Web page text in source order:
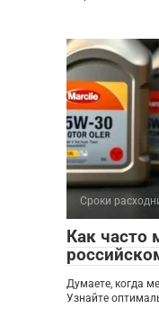
Сроки
Как часто
Думаете, когда
Узнайте